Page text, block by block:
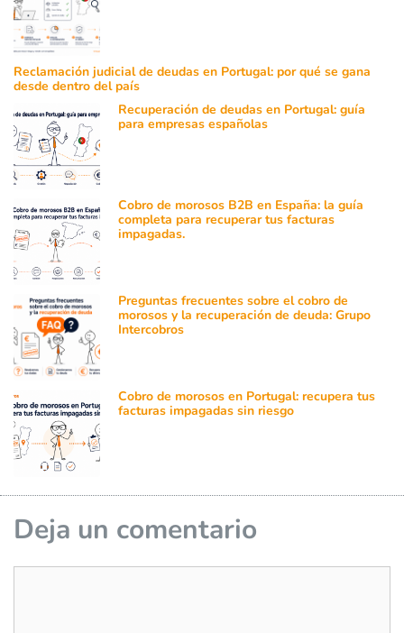
Reclamación judicial de deudas en Portugal: por qué se gana
desde dentro del país
Recuperación de deudas en Portugal: guía
para empresas españolas
Cobro de morosos B2B en España: la guía
completa para recuperar tus facturas
impagadas.
Preguntas frecuentes sobre el cobro de
morosos y la recuperación de deuda: Grupo
Intercobros
Cobro de morosos en Portugal: recupera tus
facturas impagadas sin riesgo
Deja un comentario